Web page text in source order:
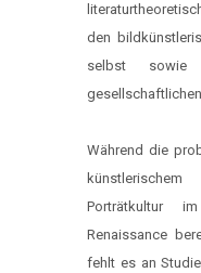
den
selbst
Während die
Porträtkultur
Renaissance
fehlt es an